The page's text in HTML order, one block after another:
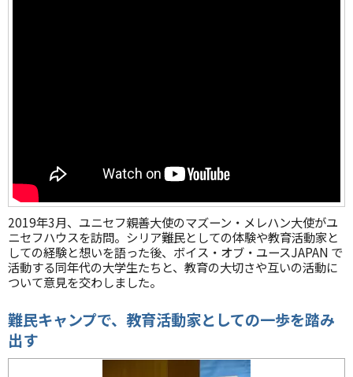
2019年3月、ユニセフ親善大使のマズーン・メレハン大使がユ
ニセフハウスを訪問。シリア難民としての体験や教育活動家と
しての経験と想いを語った後、ボイス・オブ・ユースJAPAN で
活動する同年代の大学生たちと、教育の大切さや互いの活動に
ついて意見を交わしました。
難民キャンプで、教育活動家としての一歩を踏み
出す